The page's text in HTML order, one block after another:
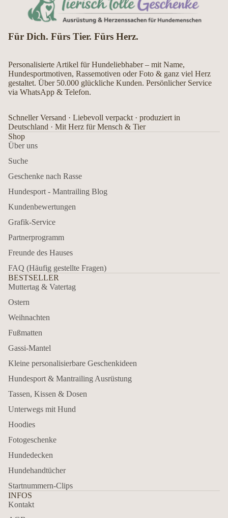
Für Dich. Fürs Tier. Fürs Herz.
Personalisierte Artikel für Hundeliebhaber – mit Name,
Hundesportmotiven, Rassemotiven oder Foto & ganz viel Herz
gestaltet. Über 50.000 glückliche Kunden. Persönlicher Service
via WhatsApp & Telefon.
Schneller Versand · Liebevoll verpackt · produziert in
Deutschland · Mit Herz für Mensch & Tier
Shop
Über uns
Suche
Geschenke nach Rasse
Hundesport - Mantrailing Blog
Kundenbewertungen
Grafik-Service
Partnerprogramm
Freunde des Hauses
FAQ (Häufig gestellte Fragen)
BESTSELLER
Muttertag & Vatertag
Ostern
Weihnachten
Fußmatten
Gassi-Mantel
Kleine personalisierbare Geschenkideen
Hundesport & Mantrailing Ausrüstung
Tassen, Kissen & Dosen
Unterwegs mit Hund
Hoodies
Fotogeschenke
Hundedecken
Hundehandtücher
Startnummern-Clips
INFOS
Kontakt